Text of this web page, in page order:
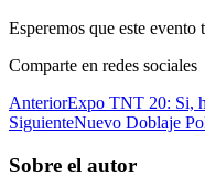
Esperemos que este
Comparte en redes sociales
AnteriorExpo TNT 20: Si,
SiguienteNuevo Doblaje
Sobre el autor